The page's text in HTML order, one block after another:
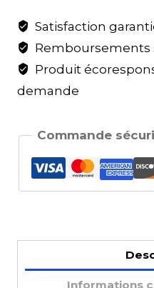
Satisfaction
Remboursements
Produit
demande
Commande
Informations